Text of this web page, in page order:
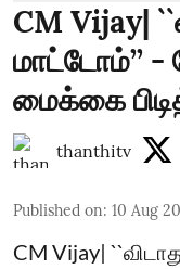
CM Vijay|
மாட்டோம்’’
மைக்கை
thanthitv
Published on: 10 Aug
CM Vijay|